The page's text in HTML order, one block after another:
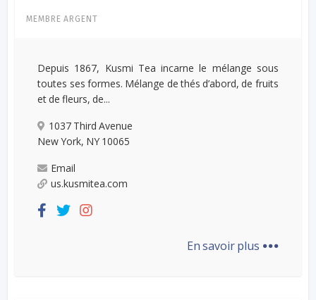
MEMBRE ARGENT
Depuis 1867, Kusmi Tea incarne le mélange sous
toutes ses formes. Mélange de thés d’abord, de fruits
et de fleurs, de...
1037 Third Avenue
New York, NY 10065
Email
us.kusmitea.com
En savoir plus ...